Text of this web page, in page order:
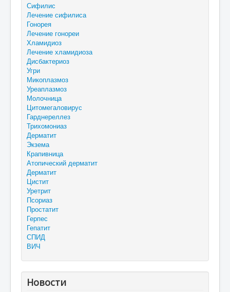
Сифилис
Лечение сифилиса
Гонорея
Лечение гонореи
Хламидиоз
Лечение хламидиоза
Дисбактериоз
Угри
Микоплазмоз
Уреаплазмоз
Молочница
Цитомегаловирус
Гарднереллез
Трихомониаз
Дерматит
Экзема
Крапивница
Атопический дерматит
Дерматит
Цистит
Уретрит
Псориаз
Простатит
Герпес
Гепатит
СПИД
ВИЧ
Новости